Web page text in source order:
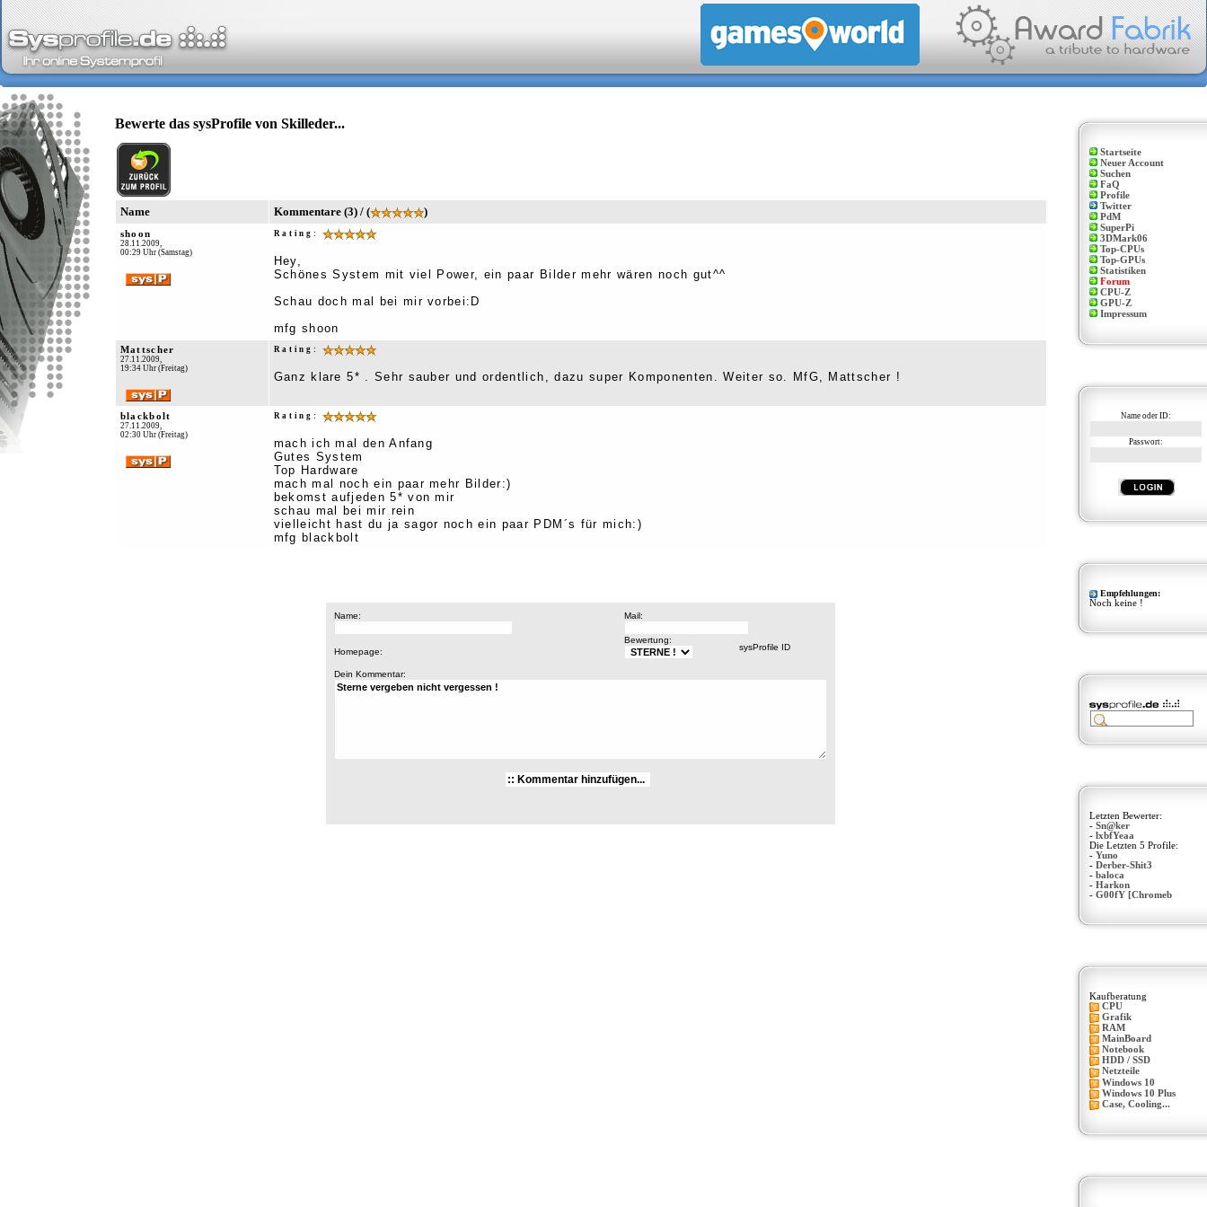
Bewerte das sysProfile von Skilleder...
Name Kommentare (3) / ( )
shoon
28.11.2009,
00:29 Uhr (Samstag)
Rating:
Hey,
Schönes System mit viel Power, ein paar Bilder mehr wären noch gut^^
Schau doch mal bei mir vorbei:D
mfg shoon
Mattscher
27.11.2009,
19:34 Uhr (Freitag)
Rating:
Ganz klare 5* . Sehr sauber und ordentlich, dazu super Komponenten. Weiter so. MfG, Mattscher !
blackbolt
27.11.2009,
02:30 Uhr (Freitag)
Rating:
mach ich mal den Anfang
Gutes System
Top Hardware
mach mal noch ein paar mehr Bilder:)
bekomst aufjeden 5* von mir
schau mal bei mir rein
vielleicht hast du ja sagor noch ein paar PDM´s für mich:)
mfg blackbolt
Name: Mail:
Homepage:
Bewertung:
sysProfile ID
Dein Kommentar:
Startseite
Neuer Account
Suchen
FaQ
Profile
Twitter
PdM
SuperPi
3DMark06
Top-CPUs
Top-GPUs
Statistiken
Forum
CPU-Z
GPU-Z
Impressum
Name oder ID:
Passwort:
Empfehlungen:
Noch keine !
Letzten Bewerter:
- Sn@ker
- lxbfYeaa
Die Letzten 5 Profile:
- Yuno
- Derber-Shit3
- baloca
- Harkon
- G00fY [Chromeb
Kaufberatung
CPU
Grafik
RAM
MainBoard
Notebook
HDD / SSD
Netzteile
Windows 10
Windows 10 Plus
Case, Cooling...